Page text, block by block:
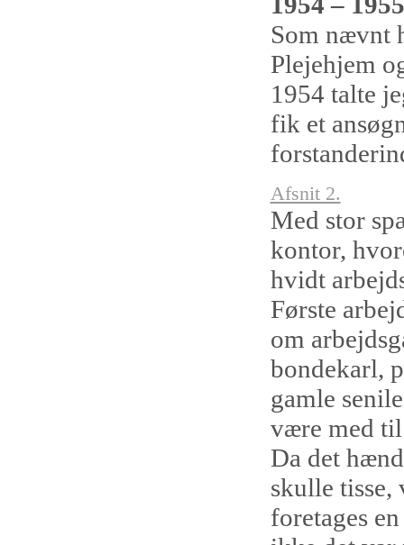
Som nævnt
Plejehjem
1954 talte
fik et
Afsnit 2.
Med stor
kontor,
hvidt
Første
om
bondekarl,
gamle
være med til
Da det
skulle tisse,
foretages